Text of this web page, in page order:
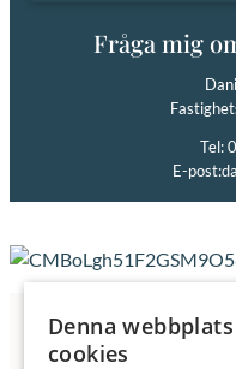
Fråga mig
Tel:
E-post:
Kontakta
Denna
cookies